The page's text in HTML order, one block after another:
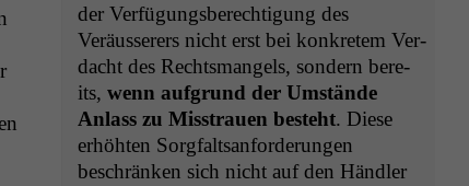
der Ver­fü­gungs­berech­ti­gung des
Veräusser­ers nicht erst bei konkretem Ver­
dacht des Rechts­man­gels, son­dern bere­
its, wenn auf­grund der Umstände
Anlass zu Mis­strauen beste­ht. Diese
erhöht­en Sorgfalt­san­forderun­gen
beschränken sich nicht auf den Händler